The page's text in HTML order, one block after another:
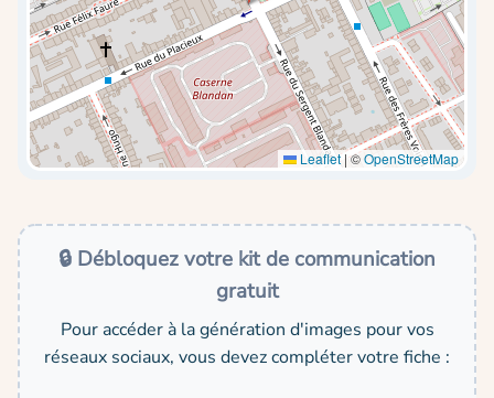
Leaflet |©OpenStreetMap
🔒 Débloquez votre kit de communication
gratuit
Pour accéder à la génération d'images pour vos
réseaux sociaux, vous devez compléter votre fiche :